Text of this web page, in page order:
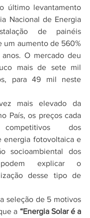
último levantamento
Nacional de Energia
de painéis
um aumento de 560%
O mercado deu
mais de sete mil
para 49 mil neste
mais elevado da
País, os preços cada
dos
energia fotovoltaica e
socioambiental dos
podem explicar o
desse tipo de
seleção de 5 motivos
a “Energia Solar é a